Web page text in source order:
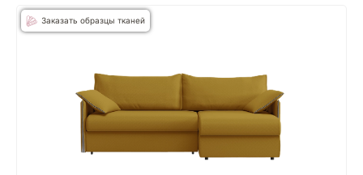
Заказать образцы тканей